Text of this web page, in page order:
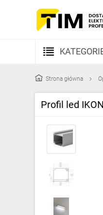
Kable i przewody
Elementy
Gniazda i łączniki
Oprawy oświetleniowe
Strona główna
Profil led